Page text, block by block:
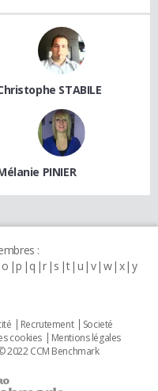
STABILE
PINIER
:
o p q r s t u v w x y
Recrutement
Societé
cookies
Mentions légales
2022 CCM Benchmark